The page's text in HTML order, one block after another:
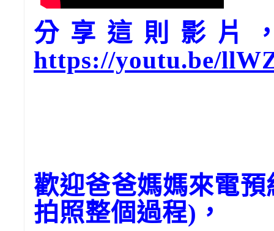
分享這則影片
https://youtu.be/
歡迎爸爸媽媽來電
拍照整個過程)，